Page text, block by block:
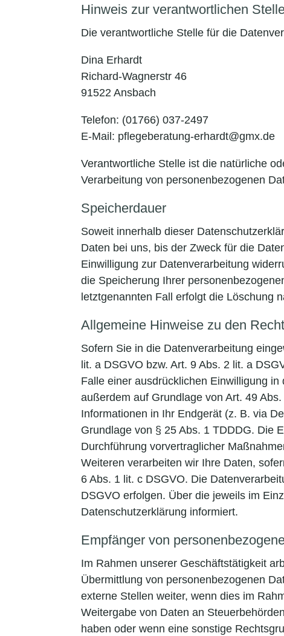
Hinweis zur verantwortlichen
Die verantwortliche Stelle für die
Dina Erhardt
Richard-Wagnerstr 46
91522 Ansbach
Telefon: (01766) 037-2497
E-Mail: pflegeberatung-erhardt@gmx.de
Verantwortliche Stelle ist die natürliche
Verarbeitung von personenbezogenen
Speicherdauer
Soweit innerhalb dieser
Daten bei uns, bis der Zweck für die
Einwilligung zur Datenverarbeitung
die Speicherung Ihrer
letztgenannten Fall erfolgt die Löschung
Allgemeine Hinweise zu den
Sofern Sie in die Datenverarbeitung
lit. a DSGVO bzw. Art. 9 Abs. 2 lit. a
Falle einer ausdrücklichen Einwilligung
außerdem auf Grundlage von Art. 49
Informationen in Ihr Endgerät (z. B. via
Grundlage von § 25 Abs. 1 TDDDG. Die
Durchführung vorvertraglicher
Weiteren verarbeiten wir Ihre Daten,
6 Abs. 1 lit. c DSGVO. Die
DSGVO erfolgen. Über die jeweils im
Datenschutzerklärung informiert.
Empfänger von
Im Rahmen unserer Geschäftstätigkeit
Übermittlung von personenbezogenen
externe Stellen weiter, wenn dies im
Weitergabe von Daten an
haben oder wenn eine sonstige